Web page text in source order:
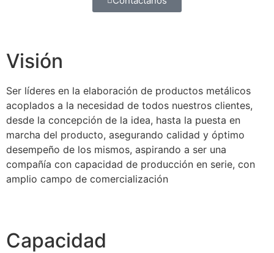
Visión
Ser líderes en la elaboración de productos metálicos
acoplados a la necesidad de todos nuestros clientes,
desde la concepción de la idea, hasta la puesta en
marcha del producto, asegurando calidad y óptimo
desempeño de los mismos, aspirando a ser una
compañía con capacidad de producción en serie, con
amplio campo de comercialización
Capacidad